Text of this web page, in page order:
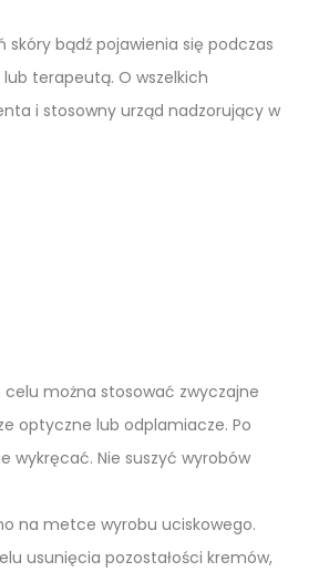
bądź pojawienia się podczas
terapeutą. O wszelkich
i stosowny urząd nadzorujący w
można stosować zwyczajne
optyczne lub odplamiacze. Po
wykręcać. Nie suszyć wyrobów
na metce wyrobu uciskowego.
usunięcia pozostałości kremów,